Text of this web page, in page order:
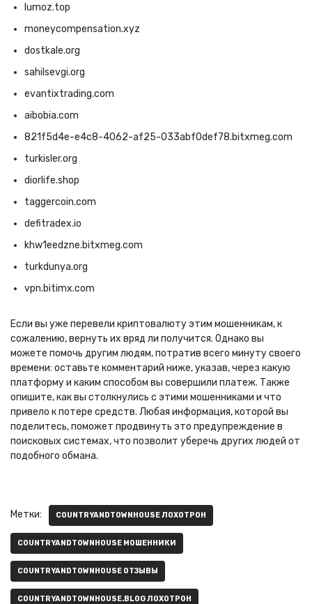
lumoz.top
moneycompensation.xyz
dostkale.org
sahilsevgi.org
evantixtrading.com
aibobia.com
821f5d4e-e4c8-4062-af25-033abf0def78.bitxmeg.com
turkisler.org
diorlife.shop
taggercoin.com
defitradex.io
khw1eedzne.bitxmeg.com
turkdunya.org
vpn.bitimx.com
Если вы уже перевели криптовалюту этим мошенникам, к
сожалению, вернуть их вряд ли получится. Однако вы
можете помочь другим людям, потратив всего минуту своего
времени: оставьте комментарий ниже, указав, через какую
платформу и каким способом вы совершили платеж. Также
опишите, как вы столкнулись с этими мошенниками и что
привело к потере средств. Любая информация, которой вы
поделитесь, поможет продвинуть это предупреждение в
поисковых системах, что позволит уберечь других людей от
подобного обмана.
Метки: COUNTRYANDTOWNHOUSE ЛОХОТРОН
COUNTRYANDTOWNHOUSE МОШЕННИКИ
COUNTRYANDTOWNHOUSE ОТЗЫВЫ
COUNTRYANDTOWNHOUSE.BLOG ЛОХОТРОН